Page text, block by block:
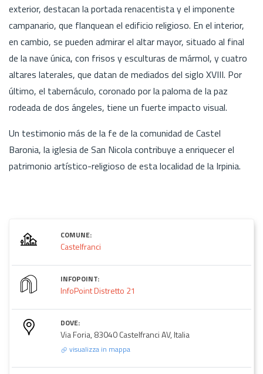
exterior, destacan la portada renacentista y el imponente
campanario, que flanquean el edificio religioso. En el interior,
en cambio, se pueden admirar el altar mayor, situado al final
de la nave única, con frisos y esculturas de mármol, y cuatro
altares laterales, que datan de mediados del siglo XVIII. Por
último, el tabernáculo, coronado por la paloma de la paz
rodeada de dos ángeles, tiene un fuerte impacto visual.
Un testimonio más de la fe de la comunidad de Castel
Baronia, la iglesia de San Nicola contribuye a enriquecer el
patrimonio artístico-religioso de esta localidad de la Irpinia.
COMUNE:
Castelfranci
INFOPOINT:
InfoPoint Distretto 21
DOVE:
Via Foria, 83040 Castelfranci AV, Italia
visualizza in mappa